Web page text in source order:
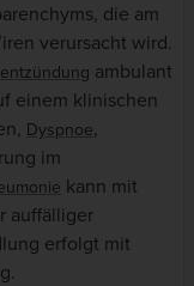
die am
verursacht wird.
ambulant
einem klinischen
Dyspnoe,
im
kann mit
auffälliger
erfolgt mit